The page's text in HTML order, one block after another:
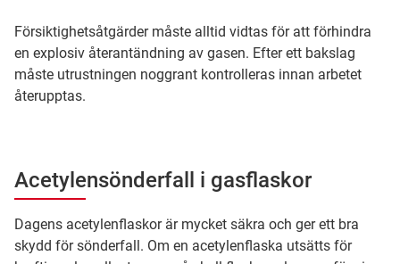
Försiktighetsåtgärder måste alltid vidtas för att förhindra
en explosiv återantändning av gasen. Efter ett bakslag
måste utrustningen noggrant kontrolleras innan arbetet
återupptas.
Acetylensönderfall i gasflaskor
Dagens acetylenflaskor är mycket säkra och ger ett bra
skydd för sönderfall. Om en acetylenflaska utsätts för